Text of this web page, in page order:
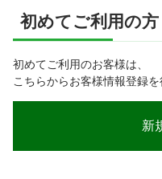
初めてご利用の方
初めてご利用のお客様は、
こちらからお客様情報登録を